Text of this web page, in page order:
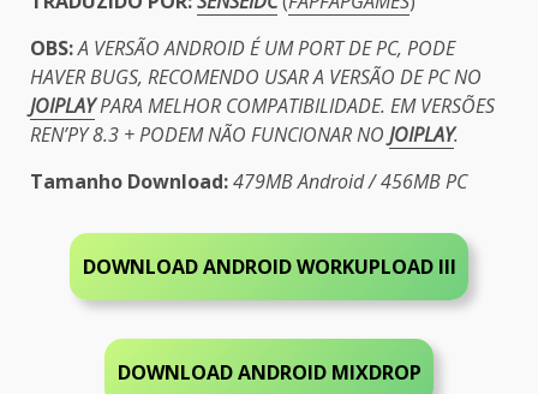
OBS:A VERSÃO ANDROID É UM PORT DE PC, PODE
HAVER BUGS, RECOMENDO USAR A VERSÃO DE PC NO
JOIPLAYPARA MELHOR COMPATIBILIDADE. EM VERSÕES
REN’PY 8.3 + PODEM NÃO FUNCIONAR NO JOIPLAY.
Tamanho Download:479MB Android / 456MB PC
DOWNLOAD ANDROID WORKUPLOAD III
DOWNLOAD ANDROID MIXDROP